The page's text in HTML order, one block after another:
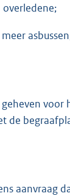
overledene;
de
aanvraag